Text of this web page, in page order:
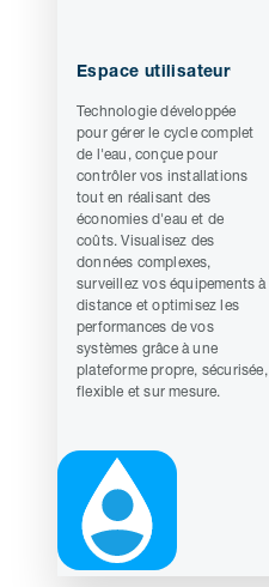
Espace utilisateur
Technologie développée
pour gérer le cycle complet
de l'eau, conçue pour
contrôler vos installations
tout en réalisant des
économies d'eau et de
coûts. Visualisez des
données complexes,
surveillez vos équipements à
distance et optimisez les
performances de vos
systèmes grâce à une
plateforme propre, sécurisée,
flexible et sur mesure.